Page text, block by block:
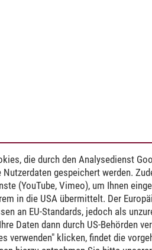
die durch den Analysedienst
Nutzerdaten gespeichert werden.
(YouTube, Vimeo), um Ihnen
in die USA übermittelt. Der
an EU-Standards, jedoch als
Daten dann durch US-Behörden
verwenden" klicken, findet die